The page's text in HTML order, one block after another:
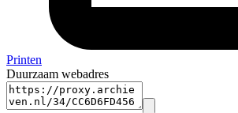
Printen
Duurzaam webadres